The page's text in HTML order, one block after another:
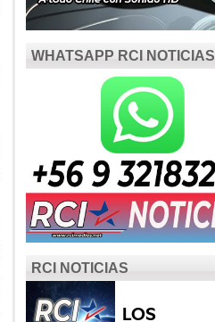
WHATSAPP RCI NOTICIAS
RCI NOTICIAS